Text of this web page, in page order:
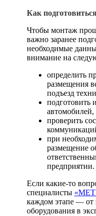
Как
Чтобы монтаж
важно заранее
необходимые
внимание на
определить
размещения
подъезд
подготовить
автомобилей,
проверить
при
размещение
предприятии.
Если какие-то
специалисты
каждом этапе — от
оборудования в